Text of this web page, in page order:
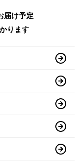
届け予定
ります